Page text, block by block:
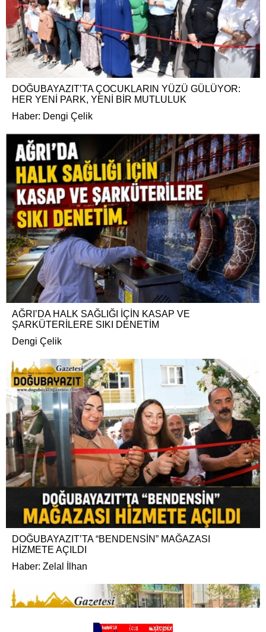
DOĞUBAYAZIT’TA ÇOCUKLARIN YÜZÜ GÜLÜYOR:
HER YENİ PARK, YENİ BİR MUTLULUK
Haber: Dengi Çelik
AĞRI’DA HALK SAĞLIĞI İÇİN KASAP VE
ŞARKÜTERİLERE SIKI DENETİM
Dengi Çelik
DOĞUBAYAZIT’TA “BENDENSİN” MAĞAZASI
HİZMETE AÇILDI
Haber: Zelal İlhan